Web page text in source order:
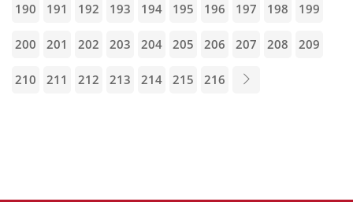
190 191 192 193 194 195 196 197 198 199
200 201 202 203 204 205 206 207 208 209
210 211 212 213 214 215 216